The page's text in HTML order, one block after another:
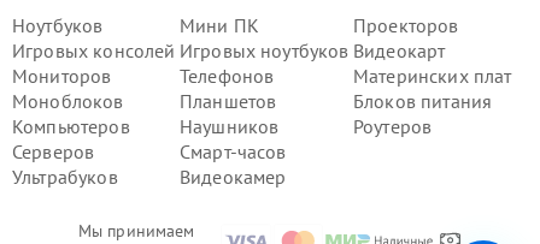
Мы принимаем
Ноутбуков
Игровых консолей
Мониторов
Моноблоков
Компьютеров
Серверов
Ультрабуков
Мини ПК
Игровых ноутбуков
Телефонов
Планшетов
Наушников
Смарт-часов
Видеокамер
Проекторов
Видеокарт
Материнских плат
Блоков питания
Роутеров
Ремонт блока питания сервера Asus
в г.Самара
Ремонт блока питания сервера Asus
в г.Пермь
Ремонт блока питания сервера Asus
в г.Красноярск
Ремонт блока питания сервера Asus
в г.Ижевск
Челябинск